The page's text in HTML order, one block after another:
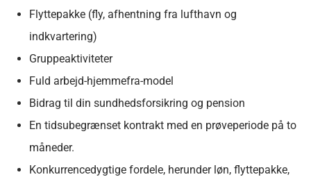
Flyttepakke (fly, afhentning fra lufthavn og
indkvartering)
Gruppeaktiviteter
Fuld arbejd-hjemmefra-model
Bidrag til din sundhedsforsikring og pension
En tidsubegrænset kontrakt med en prøveperiode på to
måneder.
Konkurrencedygtige fordele, herunder løn, flyttepakke,